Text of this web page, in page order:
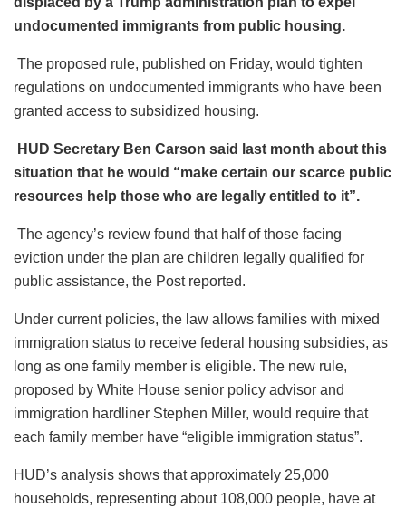
undocumented immigrants from public housing.
The proposed rule, published on Friday, would tighten
regulations on undocumented immigrants who have been
granted access to subsidized housing.
HUD Secretary Ben Carson said last month about this
situation that he would “make certain our scarce public
resources help those who are legally entitled to it”.
The agency’s review found that half of those facing
eviction under the plan are children legally qualified for
public assistance, the Post reported.
Under current policies, the law allows families with mixed
immigration status to receive federal housing subsidies, as
long as one family member is eligible. The new rule,
proposed by White House senior policy advisor and
immigration hardliner Stephen Miller, would require that
each family member have “eligible immigration status”.
HUD’s analysis shows that approximately 25,000
households, representing about 108,000 people, have at